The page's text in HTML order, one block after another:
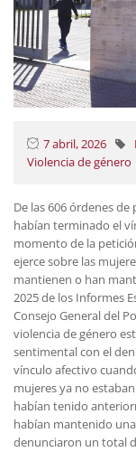
7 abril, 2026
Violencia de género
De las 606 órdenes
habían terminado el
momento de la
ejerce sobre las
mantienen o han
2025 de los Informes
Consejo General del
violencia de género
sentimental con el
vínculo afectivo
mujeres ya no
habían tenido
habían mantenido
denunciaron un total